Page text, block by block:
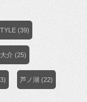
(39)
介 (25)
芦ノ湖 (22)